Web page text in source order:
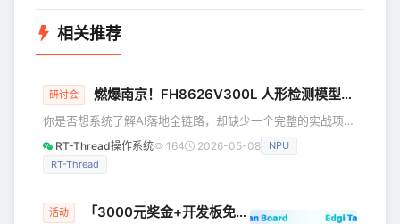
相关推荐
研讨会 燃爆南京！FH8626V300L 人形检测模型嵌入式部署全链路实战
你是否想系统了解AI落地全链路，却缺少一个完整的实战项目
练手？模型部署环节繁多，缺乏一套清晰的实战路径？ 5月16
半天时间，动手走通从模型训练到嵌入式部署的完整链路。
RT-Thread操作系统 164 2026-05-08
NPU
RT-Thread
活动 「3000元奖金+开发板免费玩」 RT-Thread AIoT